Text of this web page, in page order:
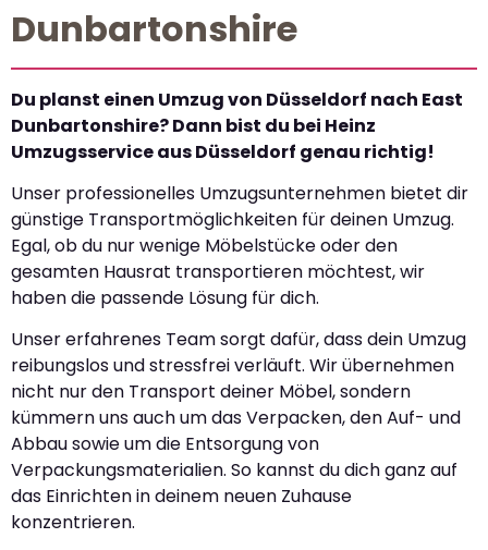
Dunbartonshire
Du planst einen Umzug von Düsseldorf nach East
Dunbartonshire? Dann bist du bei Heinz
Umzugsservice aus Düsseldorf genau richtig!
Unser professionelles Umzugsunternehmen bietet dir
günstige Transportmöglichkeiten für deinen Umzug.
Egal, ob du nur wenige Möbelstücke oder den
gesamten Hausrat transportieren möchtest, wir
haben die passende Lösung für dich.
Unser erfahrenes Team sorgt dafür, dass dein Umzug
reibungslos und stressfrei verläuft. Wir übernehmen
nicht nur den Transport deiner Möbel, sondern
kümmern uns auch um das Verpacken, den Auf- und
Abbau sowie um die Entsorgung von
Verpackungsmaterialien. So kannst du dich ganz auf
das Einrichten in deinem neuen Zuhause
konzentrieren.